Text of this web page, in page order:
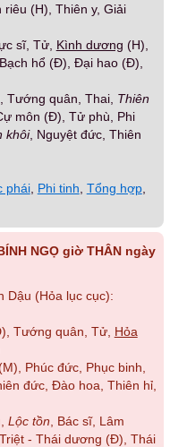
(H), Thiên y, Giải
sĩ, Tử, Kình dương (H),
hổ (Đ), Đại hao (Đ),
Tướng quân, Thai, Thiên
môn (Đ), Tử phù, Phi
khôi, Nguyệt đức, Thiên
phái, Phi tinh, Tổng hợp,
NGỌ giờ THÂN ngày
Dậu (Hỏa lục cục):
Tướng quân, Tử, Hỏa
Phúc đức, Phục binh,
đức, Đào hoa, Thiên hỉ,
Lộc tồn , Bác sĩ, Lâm
- Thái dương (Đ), Thái